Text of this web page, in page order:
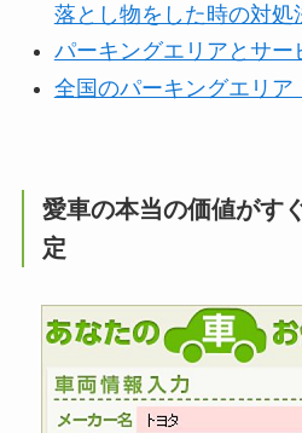
落とし物をした時の対処
パーキングエリアとサー
全国のパーキングエリア
愛車の本当の価値がす
定